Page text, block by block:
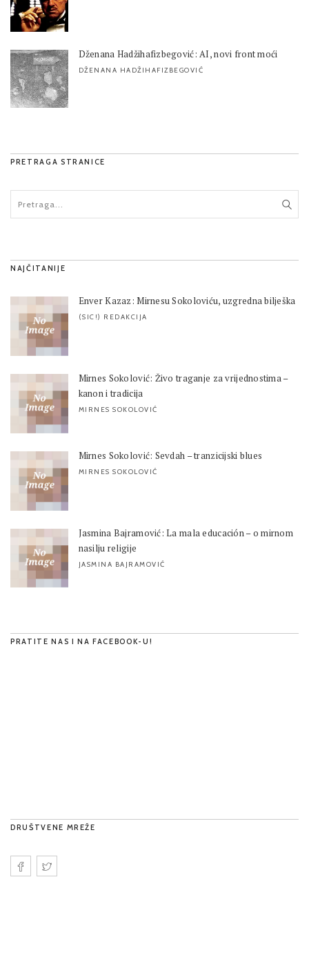
Dženana Hadžihafizbegović: AI, novi front moći
DŽENANA HADŽIHAFIZBEGOVIĆ
PRETRAGA STRANICE
NAJČITANIJE
Enver Kazaz: Mirnesu Sokoloviću, uzgredna bilješka
(SIC!) REDAKCIJA
Mirnes Sokolović: Živo traganje za vrijednostima –
kanon i tradicija
MIRNES SOKOLOVIĆ
Mirnes Sokolović: Sevdah – tranzicijski blues
MIRNES SOKOLOVIĆ
Jasmina Bajramović: La mala educación – o mirnom
nasilju religije
JASMINA BAJRAMOVIĆ
PRATITE NAS I NA FACEBOOK-U!
DRUŠTVENE MREŽE